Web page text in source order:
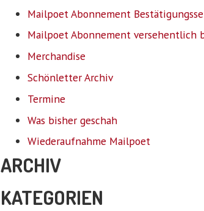
Mailpoet Abonnement
Mailpoet Abonnement versehentlich
Merchandise
Schönletter Archiv
Termine
Was bisher geschah
Wiederaufnahme Mailpoet
ARCHIV
KATEGORIEN